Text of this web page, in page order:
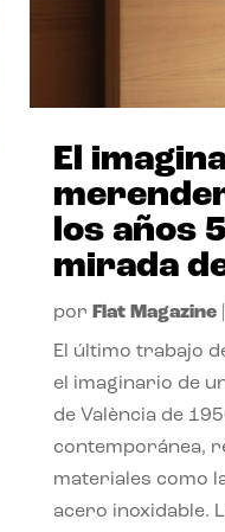
El
los años
mirada
por Flat Magazine|
El último trabajo
el imaginario de
de València de
contemporánea,
materiales como
acero inoxidable.